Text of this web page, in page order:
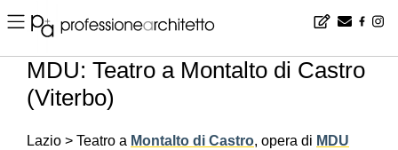
Home ▪ news ▪ it ▪ MDU: Teatro a Montalto di Castro (Viterbo)
MDU: Teatro a Montalto di Castro
(Viterbo)
Lazio > Teatro a Montalto di Castro, opera di MDU